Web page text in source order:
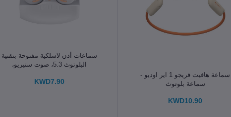
الإضافة إلى سلة التسوقسماعة هافيت فريجو 1 اير اوديو -
سماعة بلوتوث
KWD10.90
الإضافة إلى سلة التسوق
سماعات أذن لاسلكية مفتوحة بتقنية
البلوتوث 5.3، صوت ستيريو،
KWD7.90